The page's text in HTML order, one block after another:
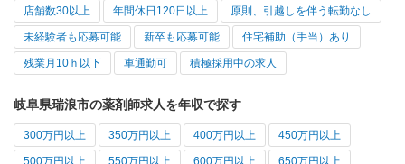
店舗数30以上 年間休日120日以上 原則、引越しを伴う転勤なし
未経験者も応募可能 新卒も応募可能 住宅補助（手当）あり
残業月10ｈ以下 車通勤可 積極採用中の求人
岐阜県瑞浪市の薬剤師求人を年収で探す
300万円以上 350万円以上 400万円以上 450万円以上
500万円以上 550万円以上 600万円以上 650万円以上